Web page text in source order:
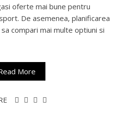
oferte mai bune pentru
De asemenea, planificarea
compari mai multe optiuni si
More